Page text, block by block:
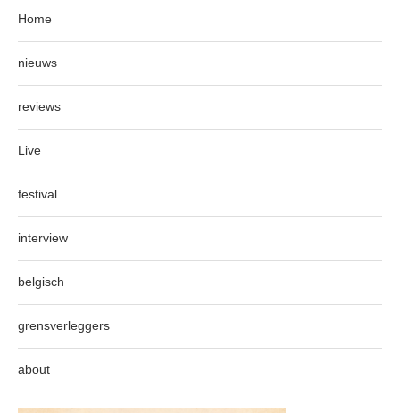
Home
nieuws
reviews
Live
festival
interview
belgisch
grensverleggers
about